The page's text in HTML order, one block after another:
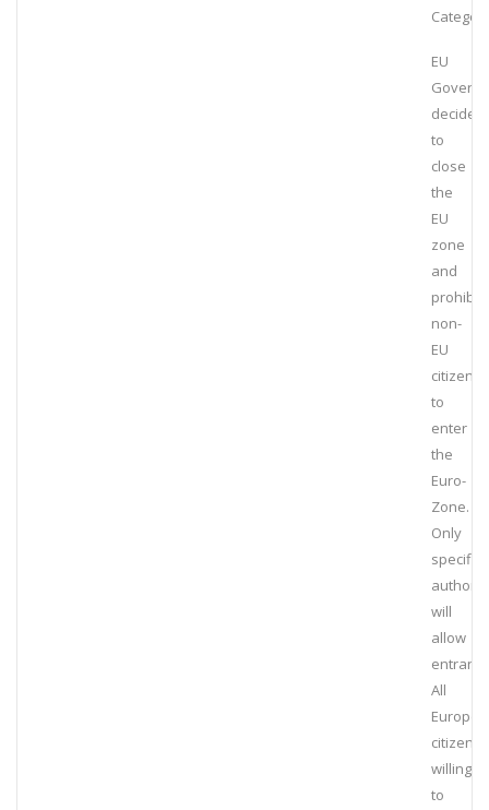
EU
decided
to
close
the
EU
zone
and
prohibit
non-
EU
citizens
to
enter
the
Euro-
Zone.
Only
specific
will
allow
All
citizens
willing
to